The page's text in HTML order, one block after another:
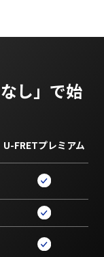
なし」で始
U-FRETプレミアム